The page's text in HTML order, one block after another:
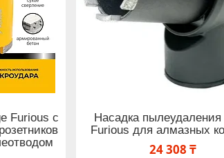
Furious с
Насадка пылеудаления
Furious для алмазных
24 308 ₸